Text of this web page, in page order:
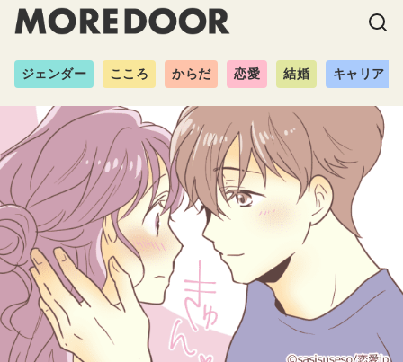
ジェンダー こころ からだ 恋愛 結婚 キャリア